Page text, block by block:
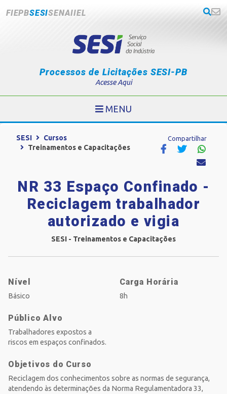
FIEPBSESISENAIIEL
Processos de Licitações SESI-PB
Acesse Aqui
MENU
SESI
Cursos
Treinamentos e Capacitações
Compartilhar
NR 33 Espaço Confinado -
Reciclagem trabalhador
autorizado e vigia
SESI - Treinamentos e Capacitações
Nível
Básico
Carga Horária
8h
Público Alvo
Trabalhadores expostos a
riscos em espaços confinados.
Objetivos do Curso
Reciclagem dos conhecimentos sobre as normas de segurança,
atendendo às determinações da Norma Regulamentadora 33,